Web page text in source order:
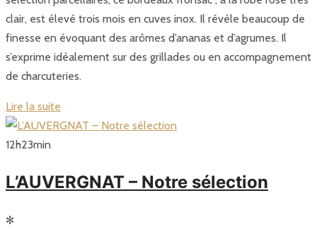
clair, est élevé trois mois en cuves inox. Il révèle beaucoup de
finesse en évoquant des arômes d’ananas et d’agrumes. Il
s’exprime idéalement sur des grillades ou en accompagnement
de charcuteries.
Lire la suite
12h23min
L’AUVERGNAT – Notre sélection
✻